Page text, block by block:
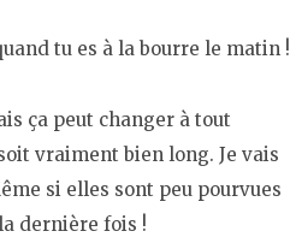
tu es à la bourre le matin !
ça peut changer à tout
vraiment bien long. Je vais
si elles sont peu pourvues
dernière fois !